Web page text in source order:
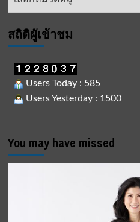
สถิติผูัเข้าชม
Users Today : 585
Users Yesterday : 1500
You may have missed